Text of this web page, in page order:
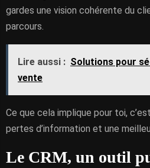
gardes une vision cohérente du
parcours.
Lire aussi : Solutions pour
vente
Ce que cela implique pour toi,
pertes d’information et une
Le CRM, un outil